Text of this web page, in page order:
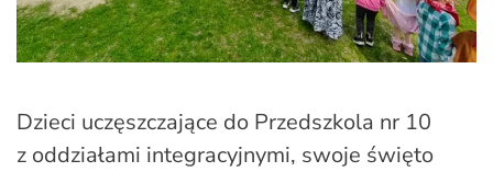
Dzieci uczęszczające do Przedszkola nr 10
z oddziałami integracyjnymi, swoje święto